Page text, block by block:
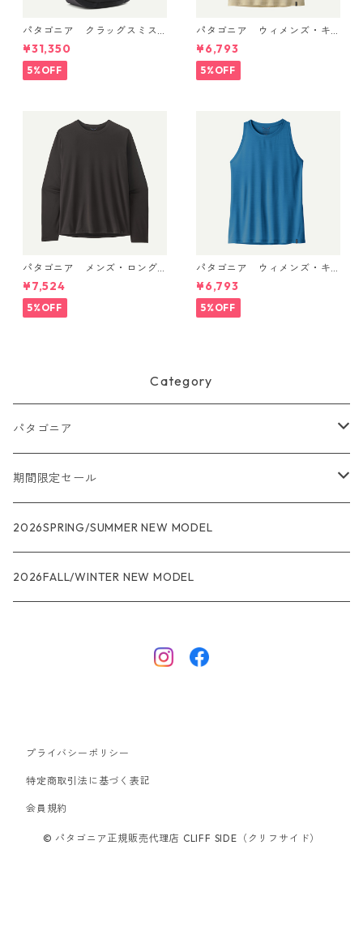
パタゴニア クラッグスミス
パック 45L ブラック 48066 P
atagonia Cragsmith Pack 日
本正規品
¥31,350
5%OFF
パタゴニア ウィメンズ・キ
ャプリーン・クール・ウルト
ラ・タンク Pumice - Dyno W
hite X-Dye 44740 日本正規
品
¥6,793
5%OFF
パタゴニア メンズ・ロング
スリーブ・キャプリーン・ク
ール・デイリー・シャツ Black
¥7,524
5%OFF
パタゴニア ウィメンズ・キ
ャプリーン・クール・ウルト
ラ・タンク Aquatic Blue - Li
ght Aquatic Blue X-Dye 447
40 日本正規品
¥6,793
5%OFF
Category
パタゴニア
メンズ
R1
R1エア
ウィメンズ
R1
ジャケット・アウター
スウェットシャツ・フーディ
ボードショーツ
期間限定セール
★★★
レインウェアー
2026SPRING/SUMMER NEW MODEL
2026FALL/WINTER NEW MODEL
プライバシーポリシー
特定商取引法に基づく表記
会員規約
© パタゴニア正規販売代理店 CLIFF SIDE（クリフサイド）